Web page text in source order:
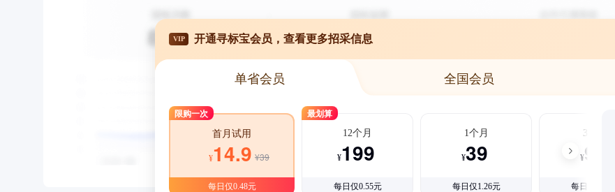
VIP 开通寻标宝会员，查看更多招采信息
单省会员 全国会员
限购一次
首月试用
¥14.9 ¥39
每日仅0.48元
最划算
12个月
¥199
每日仅0.55元
1个月
¥39
每日仅1.26元
3个月
¥99
每日仅1.08元